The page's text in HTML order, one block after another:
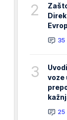
2
35
3
voze
25